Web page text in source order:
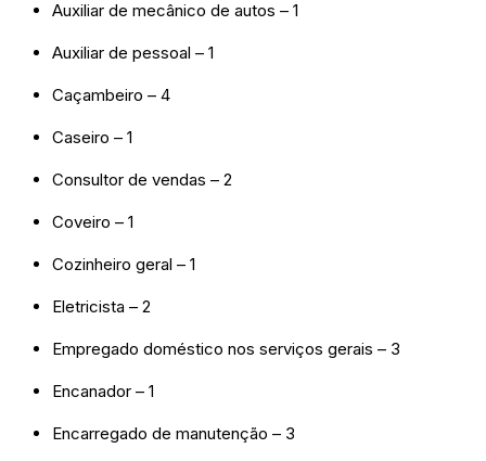
Auxiliar de mecânico de autos – 1
Auxiliar de pessoal – 1
Caçambeiro – 4
Caseiro – 1
Consultor de vendas – 2
Coveiro – 1
Cozinheiro geral – 1
Eletricista – 2
Empregado doméstico nos serviços gerais – 3
Encanador – 1
Encarregado de manutenção – 3